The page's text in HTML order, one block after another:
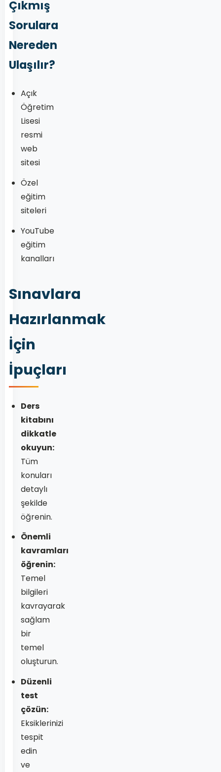
Çıkmış
Sorulara
Nereden
Ulaşılır?
Açık
Öğretim
Lisesi
resmi
web
sitesi
Özel
eğitim
siteleri
YouTube
eğitim
kanalları
Sınavlara
Hazırlanmak
İçin
İpuçları
Ders
kitabını
dikkatle
okuyun:
Tüm
konuları
detaylı
şekilde
öğrenin.
Önemli
kavramları
öğrenin:
Temel
bilgileri
kavrayarak
sağlam
bir
temel
oluşturun.
Düzenli
test
çözün:
Eksiklerinizi
tespit
edin
ve